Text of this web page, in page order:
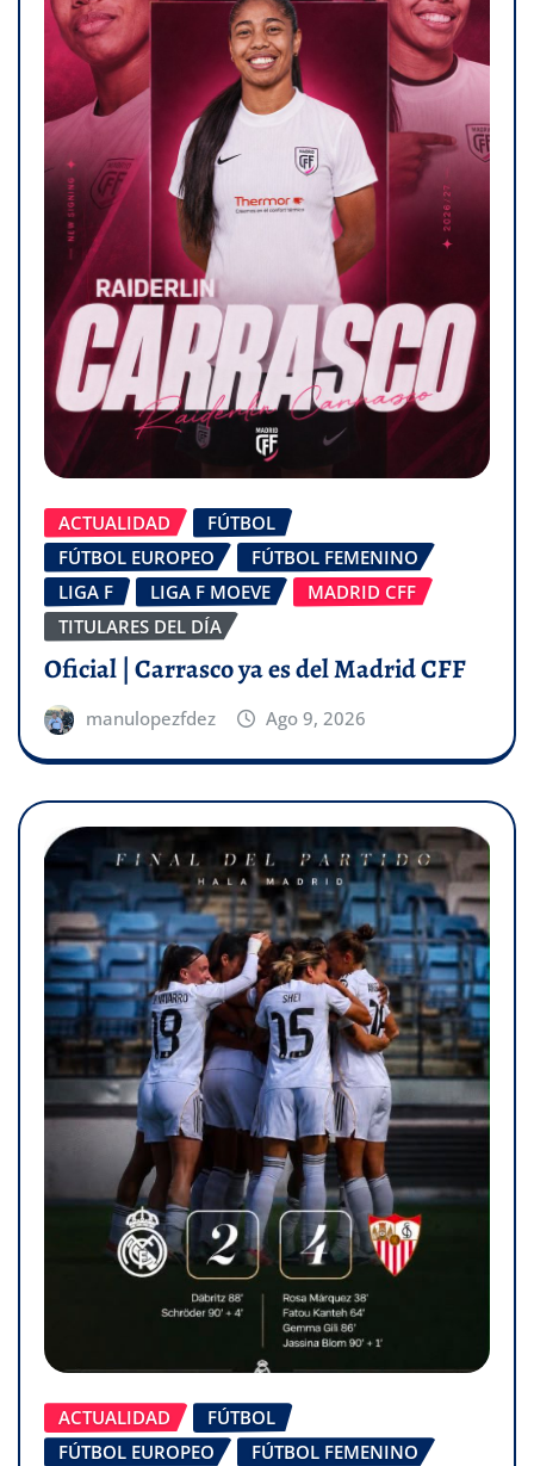
ACTUALIDAD
FÚTBOL
FÚTBOL EUROPEO
FÚTBOL FEMENINO
LIGA F
LIGA F MOEVE
MADRID CFF
TITULARES DEL DÍA
Oficial | Carrasco ya es del Madrid CFF
manulopezfdez Ago 9, 2026
ACTUALIDAD
FÚTBOL
FÚTBOL EUROPEO
FÚTBOL FEMENINO